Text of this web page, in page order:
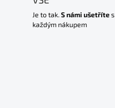
Je to tak.S námi ušetřítes
každým nákupem